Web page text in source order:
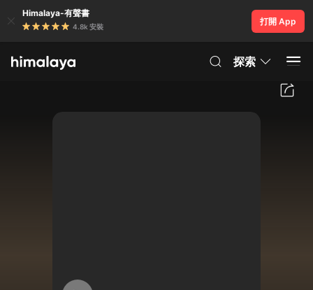
Himalaya-有聲書
4.8k 安裝
打開 App
探索